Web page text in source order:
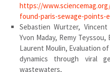
https://
found-paris-sewage-points-
Sebastien Wurtzer, Vincent
Yvon Maday, Remy Teyssou,
Laurent Moulin, Evaluation
dynamics through viral